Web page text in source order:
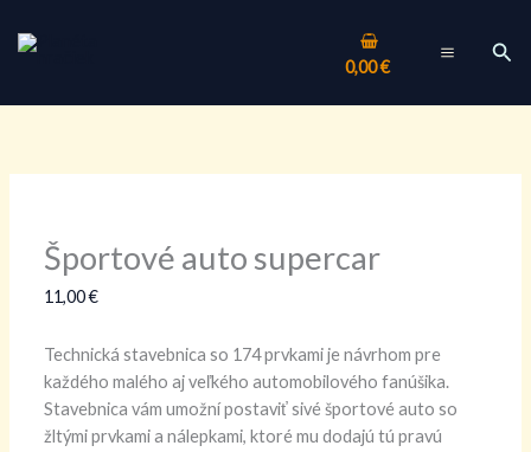
0,00€
MENU
Športové auto supercar
11,00€
Technická stavebnica so 174 prvkami je návrhom pre
každého malého aj veľkého automobilového fanúšika.
Stavebnica vám umožní postaviť sivé športové auto so
žltými prvkami a nálepkami, ktoré mu dodajú tú pravú
si